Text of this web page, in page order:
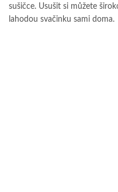
sušičce. Usušit si můžete
lahodou svačinku sami doma.